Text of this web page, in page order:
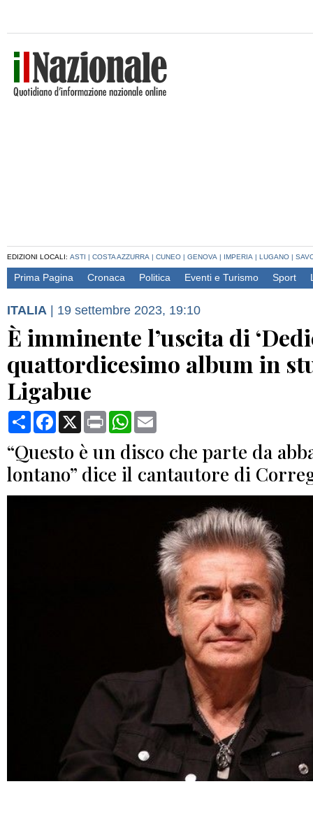
EDIZIONI LOCALI: ASTI | COSTA AZZURRA | CUNEO | GENOVA | IMPERIA | LUGANO |
Prima Pagina Cronaca Politica Eventi e Turismo Sport
ITALIA | 19 settembre 2023, 19:10
È imminente l’uscita di
quattordicesimo album in
Ligabue
CondividiFacebook
X Print WhatsApp
“Questo è un disco che parte da
lontano” dice il cantautore di